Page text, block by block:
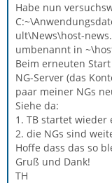
Habe nun
ult\News\host-
umbenannt in
Beim erneuten
NG-Server (das
paar meiner NGs
Siehe da:
1. TB startet
2. die NGs sind
Hoffe dass das so
Gruß und Dank!
TH